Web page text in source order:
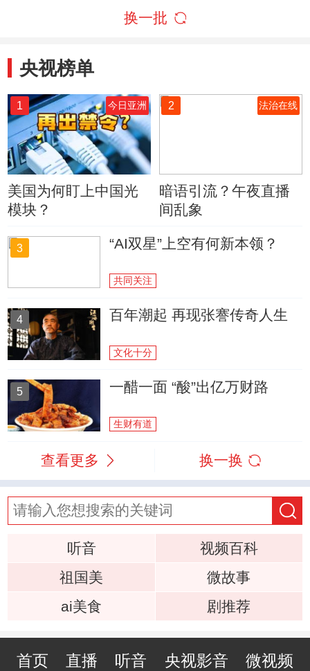
长？
换一批
央视榜单
1 今日亚洲
美国为何盯上中国光
模块？
2 法治在线
暗语引流？午夜直播
间乱象
3 “AI双星”上空有何新本领？
共同关注
4 百年潮起 再现张謇传奇人生
文化十分
5 一醋一面 “酸”出亿万财路
生财有道
查看更多 换一换
听音
视频百科
祖国美
微故事
ai美食
剧推荐
首页 直播 听音 央视影音 微视频